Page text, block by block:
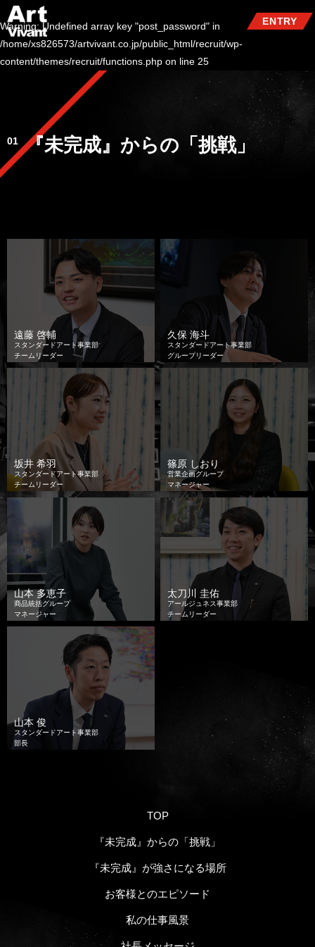
Warning: Undefined array key "post_password" in
/home/xs826573/artvivant.co.jp/public_html/recruit/wp-
content/themes/recruit/functions.php on line 25
ENTRY
01 『未完成』からの「挑戦」
遠藤 啓輔
スタンダードアート事業部
チームリーダー
久保 海斗
スタンダードアート事業部
グループリーダー
坂井 希羽
スタンダードアート事業部
チームリーダー
篠原 しおり
営業企画グループ
マネージャー
山本 多恵子
商品統括グループ
マネージャー
太刀川 圭佑
アールジュネス事業部
チームリーダー
山本 俊
スタンダードアート事業部
部長
TOP
『未完成』からの「挑戦」
『未完成』が強さになる場所
お客様とのエピソード
私の仕事風景